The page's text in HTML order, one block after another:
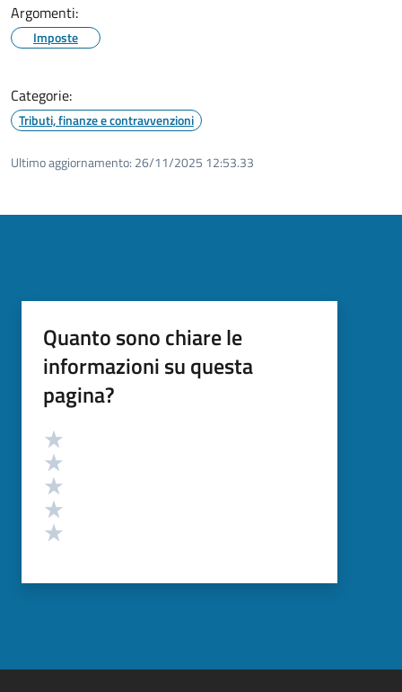
Argomenti:
Imposte
Categorie:
Tributi, finanze e contravvenzioni
Ultimo aggiornamento: 26/11/2025 12:53.33
Quanto sono chiare le
informazioni su questa
pagina?
Valutazione